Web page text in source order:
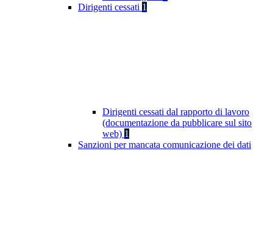
Dirigenti cessati 1
Dirigenti cessati dal rapporto di lavoro
(documentazione da pubblicare sul sito
web) 1
Sanzioni per mancata comunicazione dei dati